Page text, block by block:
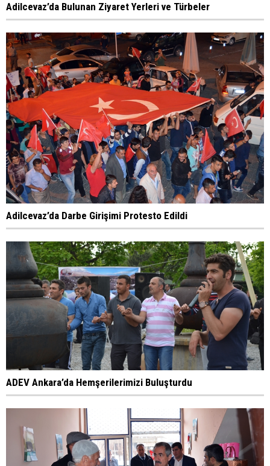
Adilcevaz’da Bulunan Ziyaret Yerleri ve Türbeler
Adilcevaz’da Darbe Girişimi Protesto Edildi
ADEV Ankara’da Hemşerilerimizi Buluşturdu